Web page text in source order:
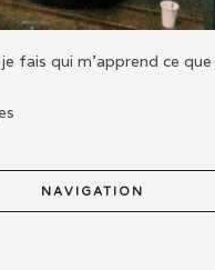
fais qui m'apprend ce que
NAVIGATION